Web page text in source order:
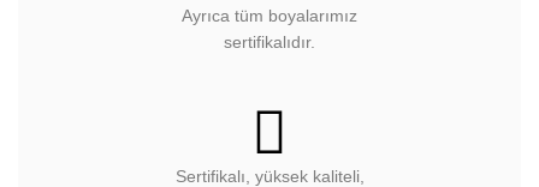
Ayrıca tüm boyalarımız
sertifikalıdır.
Sertifikalı, yüksek kaliteli,